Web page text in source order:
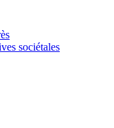
sociétales